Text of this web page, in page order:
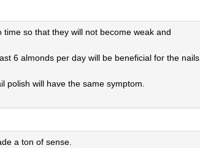
so that they will not become weak and
6 almonds per day will be beneficial for the nails.
polish will have the same symptom.
a ton of sense.